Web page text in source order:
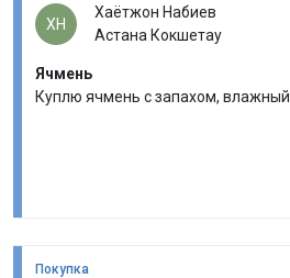
ХН
Хаётжон Набиев
Астана Кокшетау
Ячмень
Куплю ячмень с запахом, влажный
Покупка